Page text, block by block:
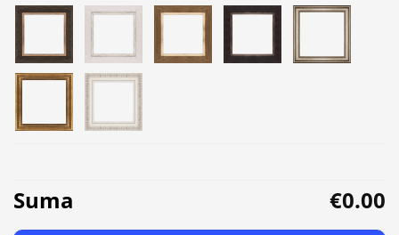
Suma €0.00